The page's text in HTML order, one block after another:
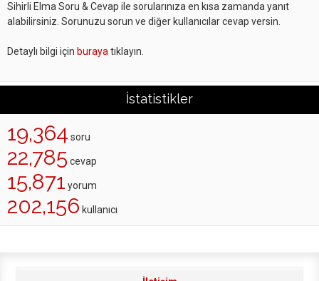
Sihirli Elma Soru & Cevap ile sorularınıza en kısa zamanda yanıt
alabilirsiniz. Sorunuzu sorun ve diğer kullanıcılar cevap versin.
Detaylı bilgi için buraya tıklayın.
İstatistikler
19,364 soru
22,785 cevap
15,871 yorum
202,156 kullanıcı